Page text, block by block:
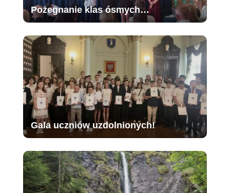
Pożegnanie klas ósmych…
Gala uczniów uzdolnionych!